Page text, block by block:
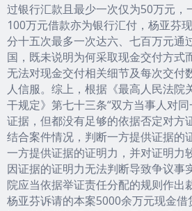
过银行汇款且最少一次仅为50万元，
100万元借款亦为银行汇付，杨亚芬
分十五次最多一次达六、七百万元通
国，既未说明为何采取现金交付方式
无法对现金交付相关细节及每次交付
人信服。综上，根据《最高人民法院
干规定》第七十三条“双方当事人对
证据，但都没有足够的依据否定对方
结合案件情况，判断一方提供证据的
一方提供证据的证明力，并对证明力
因证据的证明力无法判断导致争议事
院应当依据举证责任分配的规则作出
杨亚芬诉请的本案5000余万元现金